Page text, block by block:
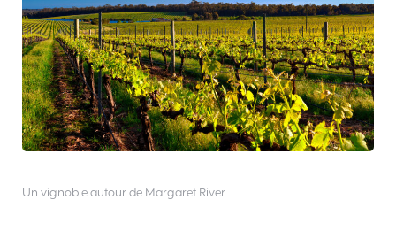
Un vignoble autour de Margaret River